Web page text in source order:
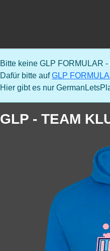
Bitte keine GLP FORMULAR
Dafür bitte aufGLP
Hier gibt es nur
GLP - TEAM